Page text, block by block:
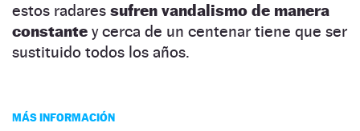
estos radares sufren vandalismo de manera
constante y cerca de un centenar tiene que ser
sustituido todos los años.
MÁS INFORMACIÓN